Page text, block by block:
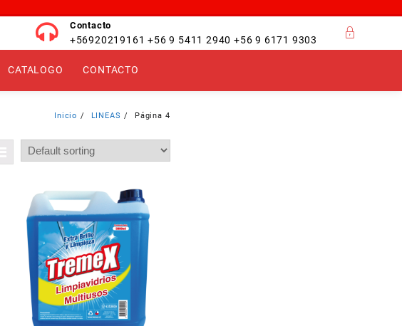
Contacto
+56920219161 +56 9 5411 2940 +56 9 6171 9303
CATALOGO CONTACTO
Inicio LINEAS Página 4